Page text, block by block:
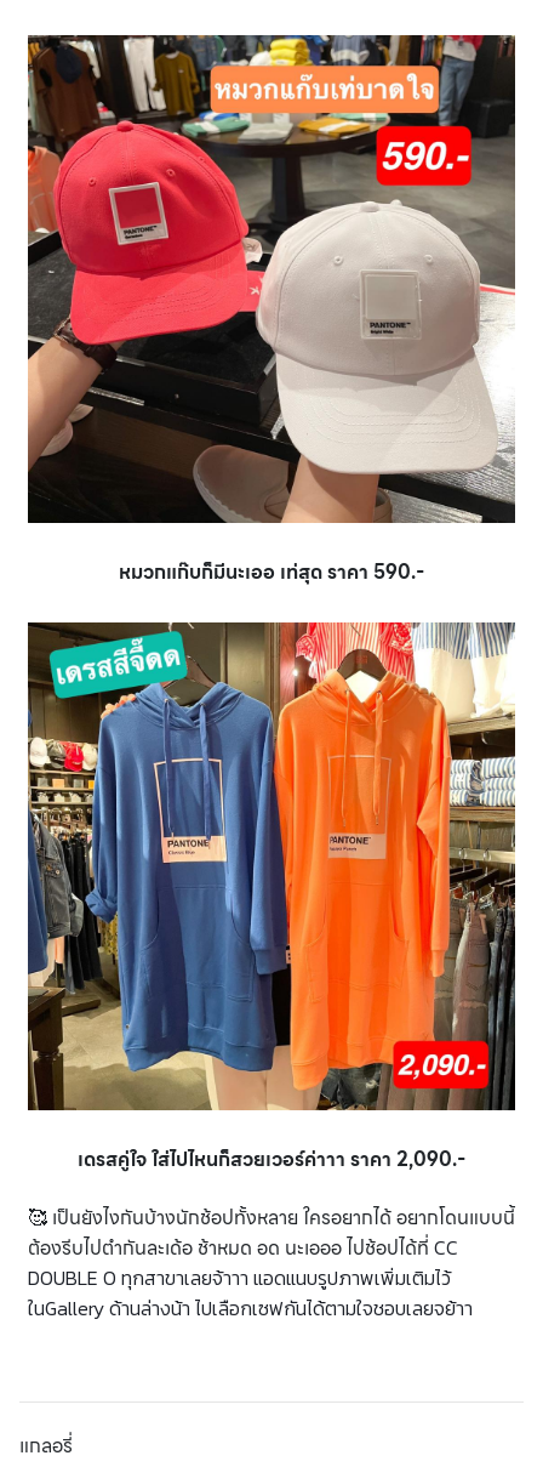
หมวกแก๊บก็มีนะเออ เท่สุด ราคา 590.-
เดรสคู่ใจ ใส่ไปไหนก็สวยเวอร์ค่าาา ราคา 2,090.-
🥰 เป็นยังไงกันบ้างนักช้อปทั้งหลาย ใครอยากได้ อยากโดนแบบนี้
ต้องรีบไปตำกันละเด้อ ช้าหมด อด นะเอออ ไปช้อปได้ที่ CC
DOUBLE O ทุกสาขาเลยจ้าาา แอดแนบรูปภาพเพิ่มเติมไว้
ในGallery ด้านล่างน้า ไปเลือกเซฟกันได้ตามใจชอบเลยจย้าา
แกลอรี่